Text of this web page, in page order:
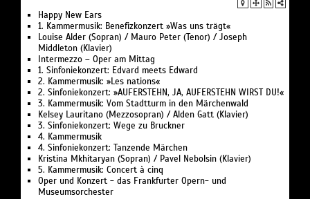
Happy New Ears
1. Kammermusik: Benefizkonzert »Was uns trägt«
Louise Alder (Sopran) / Mauro Peter (Tenor) / Joseph
Middleton (Klavier)
Intermezzo – Oper am Mittag
1. Sinfoniekonzert: Edvard meets Edward
2. Kammermusik: »Les nations«
2. Sinfoniekonzert: »AUFERSTEHN, JA, AUFERSTEHN WIRST DU!«
3. Kammermusik: Vom Stadtturm in den Märchenwald
Kelsey Lauritano (Mezzosopran) / Alden Gatt (Klavier)
3. Sinfoniekonzert: Wege zu Bruckner
4. Kammermusik
4. Sinfoniekonzert: Tanzende Märchen
Kristina Mkhitaryan (Sopran) / Pavel Nebolsin (Klavier)
5. Kammermusik: Concert à cinq
Oper und Konzert - das Frankfurter Opern- und
Museumsorchester